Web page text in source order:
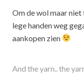
Om de wol maar niet
lege handen weg
aankopen zien
And the yarn.. the